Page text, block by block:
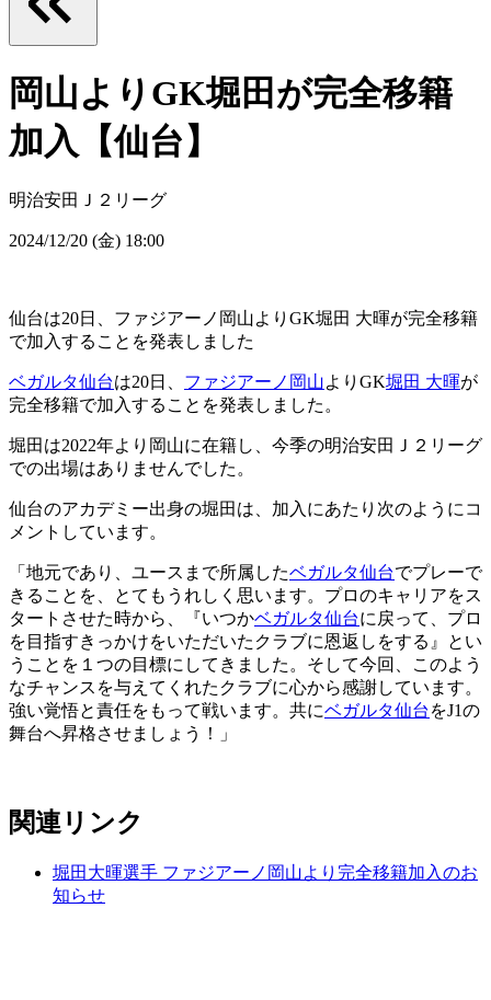
岡山よりGK堀田が完全移籍
加入【仙台】
明治安田Ｊ２リーグ
2024/12/20 (金) 18:00
仙台は20日、ファジアーノ岡山よりGK堀田 大暉が完全移籍
で加入することを発表しました
ベガルタ仙台は20日、 ファジアーノ岡山よりGK堀田 大暉が
完全移籍で加入することを発表しました。
堀田は2022年より岡山に在籍し、今季の明治安田Ｊ２リーグ
での出場はありませんでした。
仙台のアカデミー出身の堀田は、加入にあたり次のようにコ
メントしています。
「地元であり、ユースまで所属したベガルタ仙台でプレーで
きることを、とてもうれしく思います。プロのキャリアをス
タートさせた時から、『いつかベガルタ仙台に戻って、プロ
を目指すきっかけをいただいたクラブに恩返しをする』とい
うことを１つの目標にしてきました。そして今回、このよう
なチャンスを与えてくれたクラブに心から感謝しています。
強い覚悟と責任をもって戦います。共にベガルタ仙台 をJ1の
舞台へ昇格させましょう！」
関連リンク
堀田大暉選手 ファジアーノ岡山より完全移籍加入のお
知らせ